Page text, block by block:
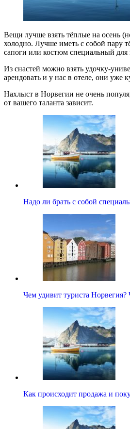
Вещи лучше взять тёплые на осень
холодно. Лучше иметь с собой пару
сапоги или костюм специальный для
Из снастей можно взять удочку-
арендовать и у нас в отеле, они уже
Нахлыст в Норвегии не очень
от вашего таланта зависит.
Надо ли брать с собой
Чем удивит туриста
Как происходит продажа и